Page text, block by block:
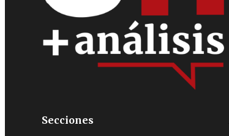
Secciones